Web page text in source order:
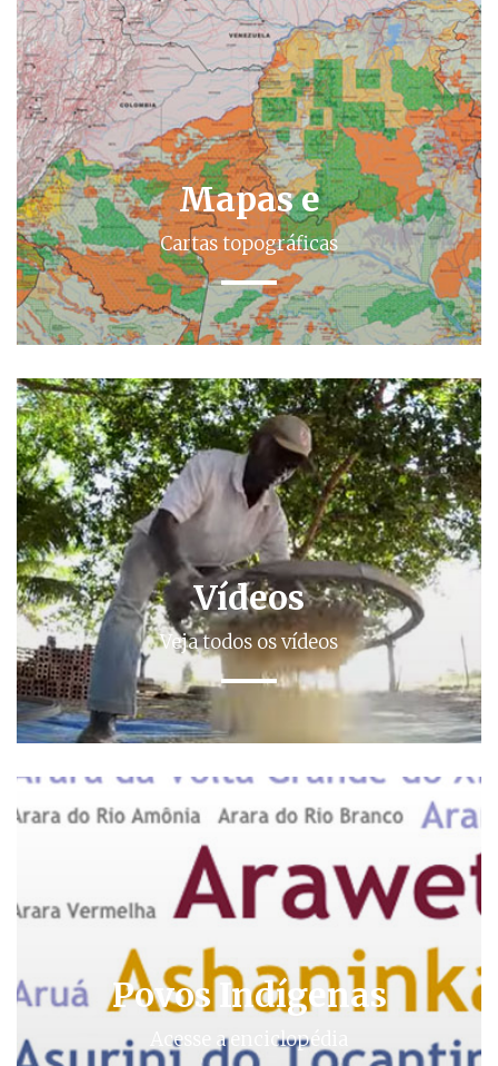
Mapas e
Cartas topográficas
Vídeos
Veja todos os vídeos
Povos Indígenas
Acesse a enciclopédia